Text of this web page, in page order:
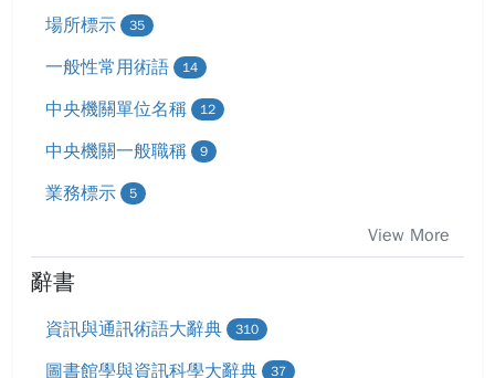
場所標示 35
一般性常用術語 14
中央機關單位名稱 12
中央機關一般職稱 9
業務標示 5
View More
辭書
資訊與通訊術語大辭典 310
圖書館學與資訊科學大辭典 37